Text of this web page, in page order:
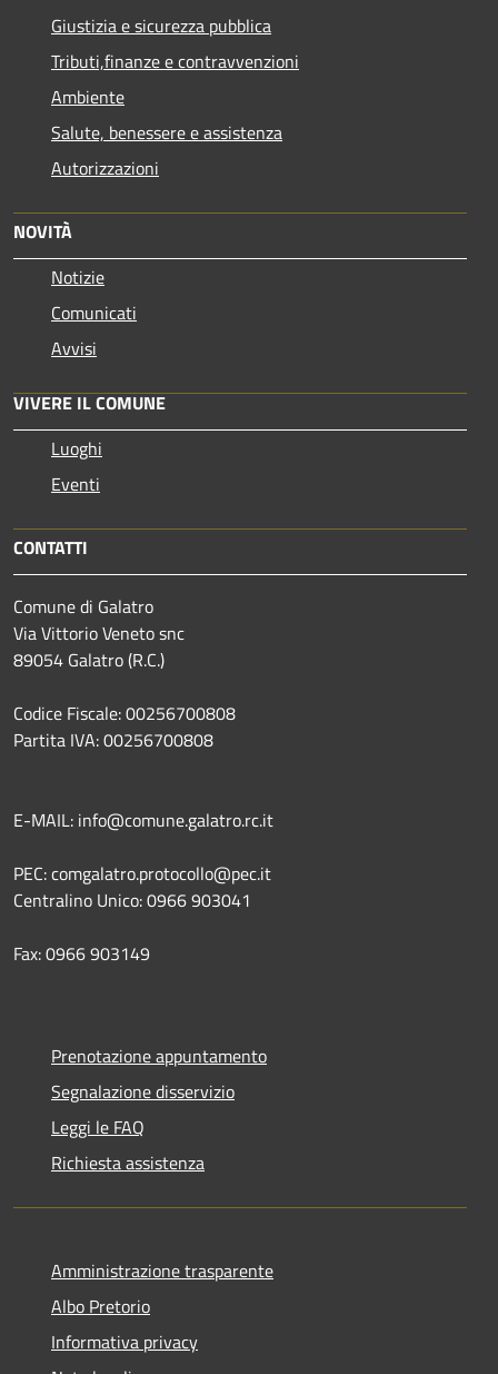
Giustizia e sicurezza pubblica
Tributi,finanze e contravvenzioni
Ambiente
Salute, benessere e assistenza
Autorizzazioni
NOVITÀ
Notizie
Comunicati
Avvisi
VIVERE IL COMUNE
Luoghi
Eventi
CONTATTI
Comune di Galatro
Via Vittorio Veneto snc
89054 Galatro (R.C.)
Codice Fiscale: 00256700808
Partita IVA: 00256700808
E-MAIL: info@comune.galatro.rc.it
PEC: comgalatro.protocollo@pec.it
Centralino Unico: 0966 903041
Fax: 0966 903149
Prenotazione appuntamento
Segnalazione disservizio
Leggi le FAQ
Richiesta assistenza
Amministrazione trasparente
Albo Pretorio
Informativa privacy